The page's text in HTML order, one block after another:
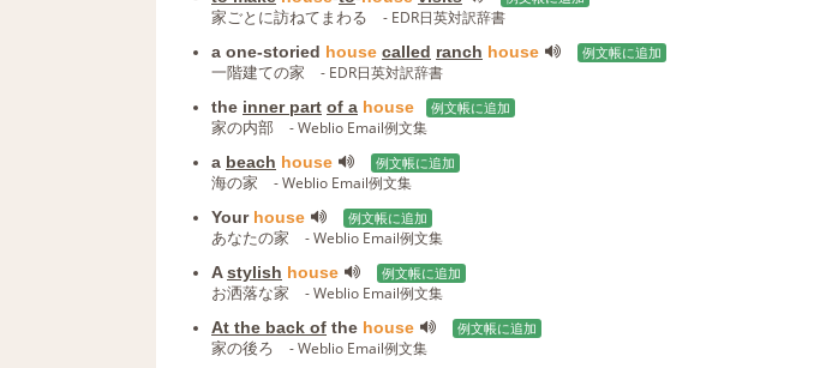
家ごとに訪ねてまわる - EDR日英対訳辞書
a one-storied house called ranch house 例文帳に追加
一階建ての家 - EDR日英対訳辞書
the inner part of a house 例文帳に追加
家の内部 - Weblio Email例文集
a beach house 例文帳に追加
海の家 - Weblio Email例文集
Your house 例文帳に追加
あなたの家 - Weblio Email例文集
Astylish house 例文帳に追加
お洒落な家 - Weblio Email例文集
At the back of the house 例文帳に追加
家の後ろ - Weblio Email例文集